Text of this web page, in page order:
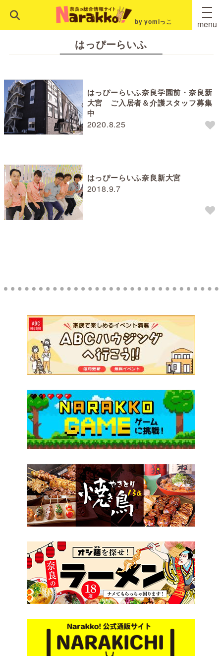
by yomiっこ menu
はっぴーらいふ
2020.8.25
はっぴーらいふ奈良学園前・奈良新
大宮 ご入居者＆介護スタッフ募集
中
2018.9.7
はっぴーらいふ奈良新大宮